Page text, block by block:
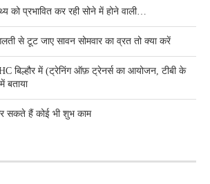
को प्रभावित कर रही सोने में होने वाली…
से टूट जाए सावन सोमवार का व्रत तो क्या करें
बिल्हौर में (ट्रेनिंग ऑफ़ ट्रेनर्स का आयोजन, टीबी के
बताया
सकते हैं कोई भी शुभ काम